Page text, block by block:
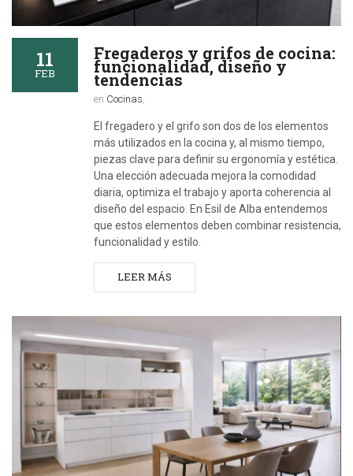
11
FEB
Fregaderos y grifos de cocina:
funcionalidad, diseño y
tendencias
en Cocinas
El fregadero y el grifo son dos de los elementos
más utilizados en la cocina y, al mismo tiempo,
piezas clave para definir su ergonomía y estética.
Una elección adecuada mejora la comodidad
diaria, optimiza el trabajo y aporta coherencia al
diseño del espacio. En Esil de Alba entendemos
que estos elementos deben combinar resistencia,
funcionalidad y estilo.
LEER MÁS